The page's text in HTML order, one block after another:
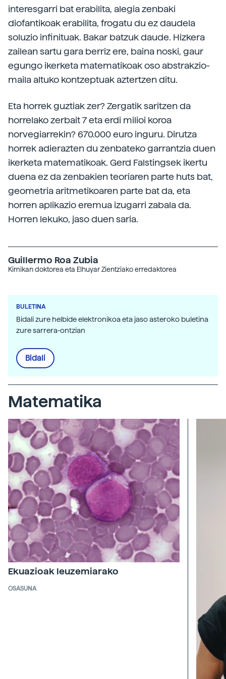
interesgarri bat erabilita, alegia zenbaki
diofantikoak erabilita, frogatu du ez daudela
soluzio infinituak. Bakar batzuk daude. Hizkera
zailean sartu gara berriz ere, baina noski, gaur
egungo ikerketa matematikoak oso abstrakzio-
maila altuko kontzeptuak aztertzen ditu.
Eta horrek guztiak zer? Zergatik saritzen da
horrelako zerbait 7 eta erdi milioi koroa
norvegiarrekin? 670.000 euro inguru. Dirutza
horrek adierazten du zenbateko garrantzia duen
ikerketa matematikoak. Gerd Falstingsek ikertu
duena ez da zenbakien teoriaren parte huts bat,
geometria aritmetikoaren parte bat da, eta
horren aplikazio eremua izugarri zabala da.
Horren lekuko, jaso duen saria.
Guillermo Roa Zubia
Kimikan doktorea eta Elhuyar Zientziako erredaktorea
BULETINA
Bidali zure helbide elektronikoa eta jaso asteroko buletina
zure sarrera-ontzian
Bidali
Matematika
Ekuazioak leuzemiarako
OSASUNA